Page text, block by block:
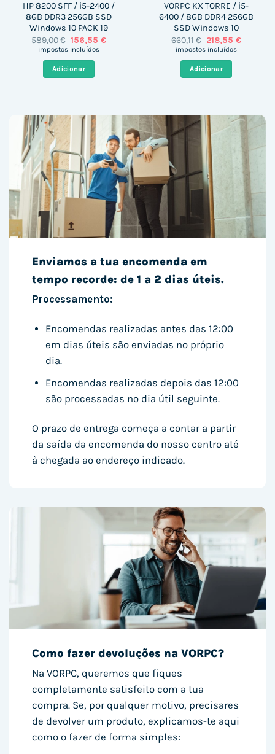
HP 8200 SFF / i5-2400 /
8GB DDR3 256GB SSD
Windows 10 PACK 19
589,00€ O
preço
era:
589,00 €.
156,55 €O
impostos incluídos
Adicionar
VORPC KX TORRE / i5-
6400 / 8GB DDR4 256GB
SSD Windows 10
660,11€ O
preço
era:
660,11 €.
218,55 €O
impostos incluídos
Adicionar
Enviamos a tua encomenda em
tempo recorde: de 1 a 2 dias úteis.
Processamento:
Encomendas realizadas antes das 12:00
em dias úteis são enviadas no próprio
dia.
Encomendas realizadas depois das 12:00
são processadas no dia útil seguinte.
O prazo de entrega começa a contar a partir
da saída da encomenda do nosso centro até
à chegada ao endereço indicado.
Como fazer devoluções na VORPC?
Na VORPC, queremos que fiques
completamente satisfeito com a tua
compra. Se, por qualquer motivo, precisares
de devolver um produto, explicamos-te aqui
como o fazer de forma simples: